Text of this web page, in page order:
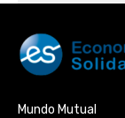
Mundo Mutual